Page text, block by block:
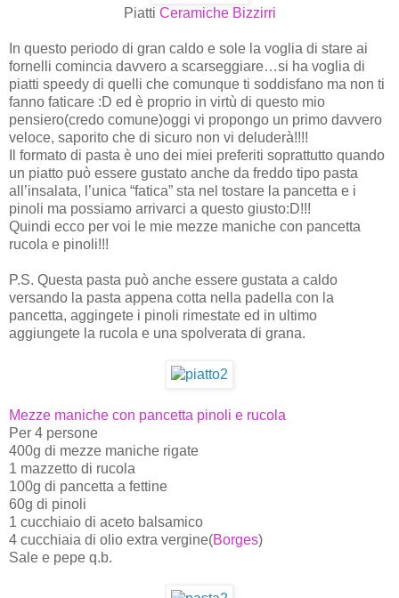
Piatti Ceramiche Bizzirri
In questo periodo di gran caldo e sole la voglia di stare ai
fornelli comincia davvero a scarseggiare…si ha voglia di
piatti speedy di quelli che comunque ti soddisfano ma non ti
fanno faticare :D ed è proprio in virtù di questo mio
pensiero(credo comune)oggi vi propongo un primo davvero
veloce, saporito che di sicuro non vi deluderà!!!!
Il formato di pasta è uno dei miei preferiti soprattutto quando
un piatto può essere gustato anche da freddo tipo pasta
all’insalata, l’unica “fatica” sta nel tostare la pancetta e i
pinoli ma possiamo arrivarci a questo giusto:D!!!
Quindi ecco per voi le mie mezze maniche con pancetta
rucola e pinoli!!!
P.S. Questa pasta può anche essere gustata a caldo
versando la pasta appena cotta nella padella con la
pancetta, aggingete i pinoli rimestate ed in ultimo
aggiungete la rucola e una spolverata di grana.
Mezze maniche con pancetta pinoli e rucola
Per 4 persone
400g di mezze maniche rigate
1 mazzetto di rucola
100g di pancetta a fettine
60g di pinoli
1 cucchiaio di aceto balsamico
4 cucchiaia di olio extra vergine(Borges)
Sale e pepe q.b.